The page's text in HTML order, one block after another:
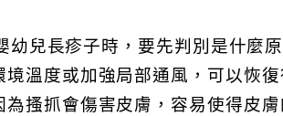
兒長疹子時，要先判別是什麼
境溫度或加強局部通風，可以恢
為搔抓會傷害皮膚，容易使得皮